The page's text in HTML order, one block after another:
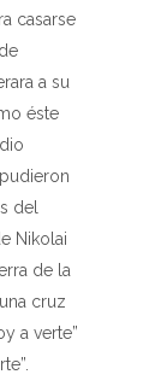
casarse
a su
éste
del
Nikolai
de la
cruz
a verte”